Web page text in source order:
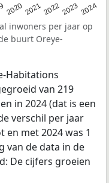
20202021202220232024
inwoners per jaar op
buurt Oreye-
Habitations
van 219
in 2024 (dat is een
verschil per jaar
en met 2024 was 1
van de data in de
De cijfers groeien